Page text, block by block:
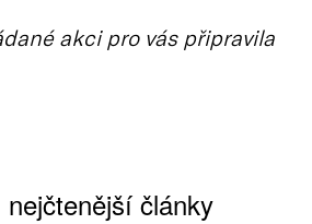
akci pro vás připravila
nejčtenější články